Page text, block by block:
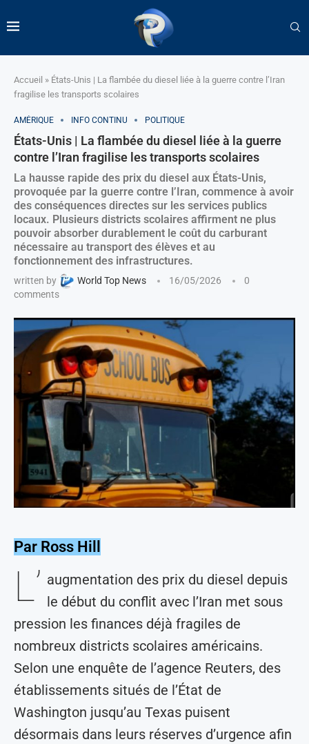
Accueil » États-Unis | La flambée du diesel liée à la guerre contre l’Iran
fragilise les transports scolaires
AMÉRIQUE INFO CONTINU POLITIQUE
États-Unis | La flambée du diesel liée à la guerre
contre l’Iran fragilise les transports scolaires
La hausse rapide des prix du diesel aux États-Unis,
provoquée par la guerre contre l’Iran, commence à avoir
des conséquences directes sur les services publics
locaux. Plusieurs districts scolaires affirment ne plus
pouvoir absorber durablement le coût du carburant
nécessaire au transport des élèves et au
fonctionnement des infrastructures.
written by World Top News 16/05/2026
0
comments
Par Ross Hill
L’ augmentation des prix du diesel depuis
le début du conflit avec l’Iran met sous
pression les finances déjà fragiles de
nombreux districts scolaires américains.
Selon une enquête de l’agence Reuters, des
établissements situés de l’État de
Washington jusqu’au Texas puisent
désormais dans leurs réserves d’urgence afin